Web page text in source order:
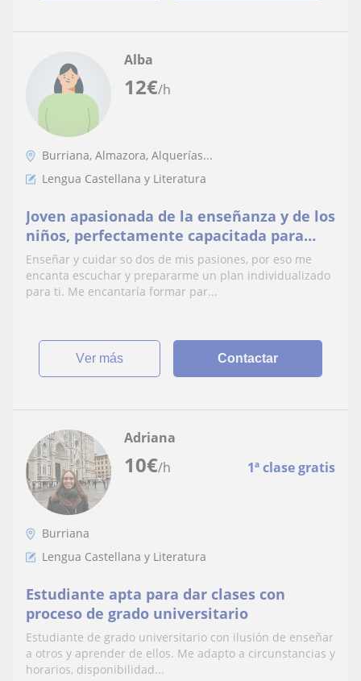
12€/h
Alba
Burriana, Almazora, Alquerías...
Lengua Castellana y Literatura
Joven apasionada de la enseñanza y de los
niños, perfectamente capacitada para
ayudar/cuidar de niños desde los 2 hasta
13 años
Enseñar y cuidar so dos de mis pasiones, por eso me
encanta escuchar y prepararme un plan individualizado
para ti. Me encantaría formar par...
ver más Contactar
10€/h 1ª clase gratis
Adriana
Burriana
Lengua Castellana y Literatura
Estudiante apta para dar clases con
proceso de grado universitario
Estudiante de grado universitario con ilusión de enseñar
a otros y aprender de ellos. Me adapto a circunstancias y
horarios, disponibilidad...